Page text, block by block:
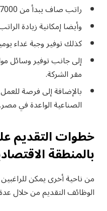
راتب صاف يبدأ من 7000 جنيه.
وأيضا إمكانية زيادة
كذلك توفير وجبة غداء
إلى جانب توفير وسائل
مقر الشركة.
بالإضافة إلى فرصة
الصناعية الواعدة في مصر.
خطوات التقديم
بالمنطقة
من ناحية أخرى يمكن
الوظائف التقديم من خلال